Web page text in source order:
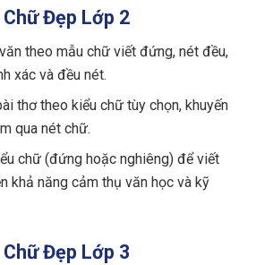
Đẹp Lớp 2
theo mẫu chữ viết đứng, nét đều,
xác và đều nét.
thơ theo kiểu chữ tùy chọn, khuyến
qua nét chữ.
chữ (đứng hoặc nghiêng) để viết
khả năng cảm thụ văn học và kỹ
Đẹp Lớp 3